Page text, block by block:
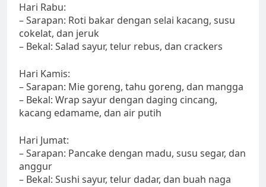
Hari Rabu:
– Sarapan: Roti bakar dengan selai kacang, susu
cokelat, dan jeruk
– Bekal: Salad sayur, telur rebus, dan crackers
Hari Kamis:
– Sarapan: Mie goreng, tahu goreng, dan mangga
– Bekal: Wrap sayur dengan daging cincang,
kacang edamame, dan air putih
Hari Jumat:
– Sarapan: Pancake dengan madu, susu segar, dan
anggur
– Bekal: Sushi sayur, telur dadar, dan buah naga